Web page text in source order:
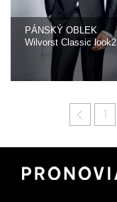
PÁNSKÝ OBLEK
Wilvorst Classic look2
1